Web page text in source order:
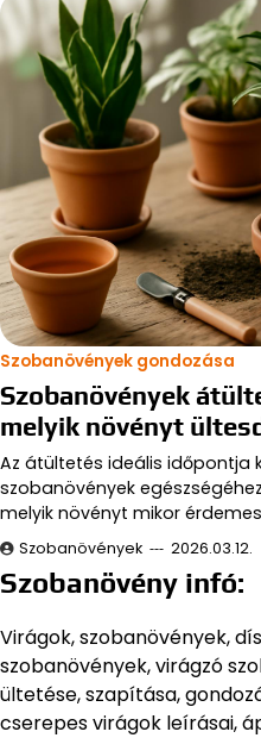
Szobanövények gondozása
Szobanövények
melyik növényt
Az átültetés ideális időpontja
szobanövények
melyik növényt mikor
Szobanövények 2026.03.12.
Szobanövény infó:
Virágok, szobanövények,
szobanövények, virágzó
ültetése, szapítása,
cserepes virágok leírásai,